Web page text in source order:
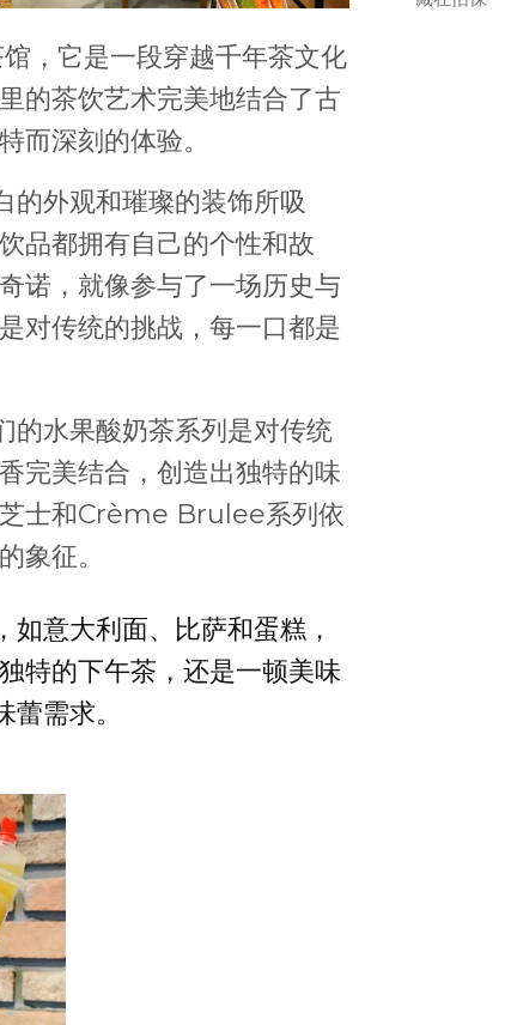
，它是一段穿越千年茶文化
的茶饮艺术完美地结合了古
而深刻的体验。
外观和璀璨的装饰所吸
品都拥有自己的个性和故
诺，就像参与了一场历史与
对传统的挑战，每一口都是
的水果酸奶茶系列是对传统
完美结合，创造出独特的味
芝士和Crème Brulee系列依
象征。
意大利面、比萨和蛋糕，
特的下午茶，还是一顿美味
需求。